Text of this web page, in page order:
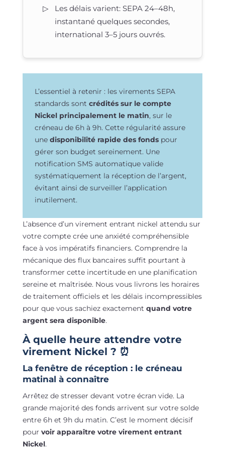
Les délais varient: SEPA 24–48h,
instantané quelques secondes,
international 3–5 jours ouvrés.
L’essentiel à retenir : les virements SEPA
standards sont crédités sur le compte
Nickel principalement le matin, sur le
créneau de 6h à 9h. Cette régularité assure
une disponibilité rapide des fondspour
gérer son budget sereinement. Une
notification SMS automatique valide
systématiquement la réception de l’argent,
évitant ainsi de surveiller l’application
inutilement.
L’absence d’un virement entrant nickel attendu sur
votre compte crée une anxiété compréhensible
face à vos impératifs financiers. Comprendre la
mécanique des flux bancaires suffit pourtant à
transformer cette incertitude en une planification
sereine et maîtrisée. Nous vous livrons les horaires
de traitement officiels et les délais incompressibles
pour que vous sachiez exactement quand votre
argent sera disponible.
À quelle heure attendre votre
virement Nickel ? ⏰
La fenêtre de réception : le créneau
matinal à connaître
Arrêtez de stresser devant votre écran vide. La
grande majorité des fonds arrivent sur votre solde
entre 6h et 9h du matin. C’est le moment décisif
pour voir apparaître votre virement entrant
Nickel.